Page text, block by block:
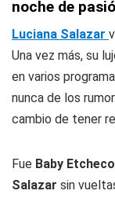
noche de
Luciana Salazar
Una vez más, su
en varios
nunca de los
cambio de tener
Fue Baby
Salazar sin